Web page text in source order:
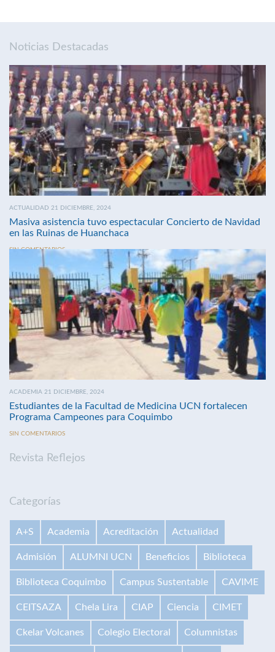
Noticias Destacadas
ACTUALIDAD 21 DICIEMBRE, 2024
Masiva asistencia tuvo espectacular Concierto de Navidad
en las Ruinas de Huanchaca
SIN COMENTARIOS
ACADEMIA 21 DICIEMBRE, 2024
Estudiantes de la Facultad de Medicina UCN fortalecen
Programa Campeones para Coquimbo
SIN COMENTARIOS
Revista Reflejos
Categorías
A+S Academia Acreditación Actualidad
Admisión ALUMNI UCN Beneficios Biblioteca
Biblioteca Coquimbo Campus Sustentable CAVIME
CEITSAZA Chela Lira CIAP Ciencia CIMET
Ckelar Volcanes Colegio Electoral Columnistas